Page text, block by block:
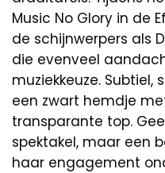
Music No Glory in de
de schijnwerpers als
die evenveel
muziekkeuze.
een zwart hemdje
transparante top.
spektakel, maar een
haar engagement